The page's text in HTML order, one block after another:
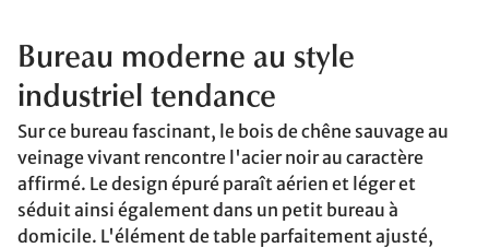
Bureau moderne au style
industriel tendance
Sur ce bureau fascinant, le bois de chêne sauvage au
veinage vivant rencontre l'acier noir au caractère
affirmé. Le design épuré paraît aérien et léger et
séduit ainsi également dans un petit bureau à
domicile. L'élément de table parfaitement ajusté,